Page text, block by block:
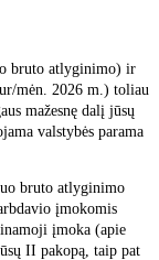
bruto atlyginimo) ir
mėn. 2026 m.) toliau
mažesnę dalį jūsų
valstybės parama
bruto atlyginimo
įmokomis
įmoka (apie
II pakopą, taip pat